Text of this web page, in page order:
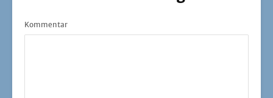
Kommentar